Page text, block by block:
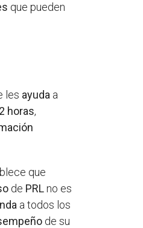
que pueden
les ayuda a
horas,
que
de PRLno es
a todos los
de su